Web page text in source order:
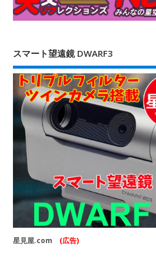
スマート望遠鏡 DWARF3
星見屋.com (広告)